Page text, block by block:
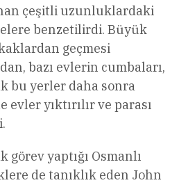
çeşitli uzunluklardaki
benzetilirdi. Büyük
geçmesi
bazı evlerin cumbaları,
bu yerler daha sonra
evler yıktırılır ve parası
görev yaptığı Osmanlı
de tanıklık eden John